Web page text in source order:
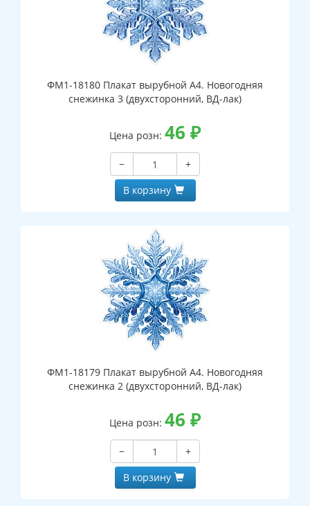
ФМ1-18180 Плакат вырубной А4. Новогодняя
снежинка 3 (двухсторонний, ВД-лак)
Цена розн: 46 ₽
−
+
В корзину
ФМ1-18179 Плакат вырубной А4. Новогодняя
снежинка 2 (двухсторонний, ВД-лак)
Цена розн: 46 ₽
−
+
В корзину